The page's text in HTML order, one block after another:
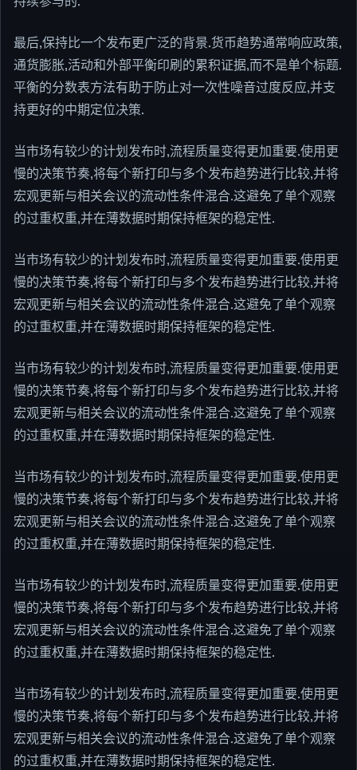
最后,保持比一个发布更广泛的背景.货币趋势通常响应政策,
通货膨胀,活动和外部平衡印刷的累积证据,而不是单个标题.
平衡的分数表方法有助于防止对一次性噪音过度反应,并支
持更好的中期定位决策.
当市场有较少的计划发布时,流程质量变得更加重要.使用更
慢的决策节奏,将每个新打印与多个发布趋势进行比较,并将
宏观更新与相关会议的流动性条件混合.这避免了单个观察
的过重权重,并在薄数据时期保持框架的稳定性.
当市场有较少的计划发布时,流程质量变得更加重要.使用更
慢的决策节奏,将每个新打印与多个发布趋势进行比较,并将
宏观更新与相关会议的流动性条件混合.这避免了单个观察
的过重权重,并在薄数据时期保持框架的稳定性.
当市场有较少的计划发布时,流程质量变得更加重要.使用更
慢的决策节奏,将每个新打印与多个发布趋势进行比较,并将
宏观更新与相关会议的流动性条件混合.这避免了单个观察
的过重权重,并在薄数据时期保持框架的稳定性.
当市场有较少的计划发布时,流程质量变得更加重要.使用更
慢的决策节奏,将每个新打印与多个发布趋势进行比较,并将
宏观更新与相关会议的流动性条件混合.这避免了单个观察
的过重权重,并在薄数据时期保持框架的稳定性.
当市场有较少的计划发布时,流程质量变得更加重要.使用更
慢的决策节奏,将每个新打印与多个发布趋势进行比较,并将
宏观更新与相关会议的流动性条件混合.这避免了单个观察
的过重权重,并在薄数据时期保持框架的稳定性.
当市场有较少的计划发布时,流程质量变得更加重要.使用更
慢的决策节奏,将每个新打印与多个发布趋势进行比较,并将
宏观更新与相关会议的流动性条件混合.这避免了单个观察
的过重权重,并在薄数据时期保持框架的稳定性.